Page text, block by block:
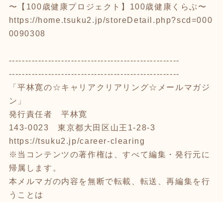
〜【100歳健康プロジェクト】100歳健康くらぶ〜
https://home.tsuku2.jp/storeDetail.php?scd=000
0090308
----------------------------------------------------
----------------------------------------------------
「平林寛の☆キャリアクリアリング☆メールマガジ
ン」
発行責任者 平林寛
143-0023 東京都大田区山王1-28-3
https://tsuku2.jp/career-clearing
※当コンテンツの著作権は、すべて編集・発行元に
帰属します。
本メルマガの内容を無断で転載、転送、再編集を行
うことは